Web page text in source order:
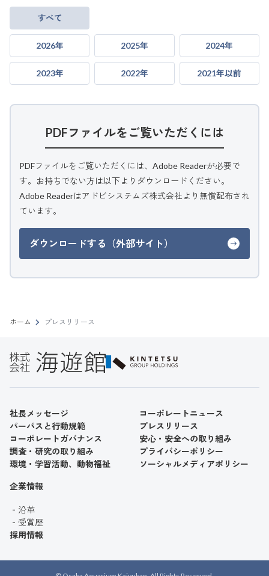
すべて
2026年 2025年 2024年
2023年 2022年 2021年以前
PDFファイルをご覧いただくには
PDFファイルをご覧いただくには、Adobe Readerが必要で
す。お持ちでない方は以下よりダウンロードください。
Adobe Readerはアドビシステムズ株式会社より無償配布され
ています。
ダウンロードする（外部サイト）
ホーム プレスリリース
社長メッセージ
パーパスと行動規範
コーポレートガバナンス
調査・研究の取り組み
環境・学習活動、動物福祉
企業情報
沿革
受賞歴
採用情報
コーポレートニュース
プレスリリース
安心・安全への取り組み
プライバシーポリシー
ソーシャルメディアポリシー